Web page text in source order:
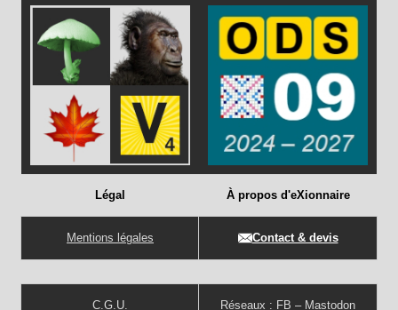
Légal
Mentions légales
C.G.U.
À propos d'eXionnaire
Contact & devis
Réseaux : FB – Mastodon